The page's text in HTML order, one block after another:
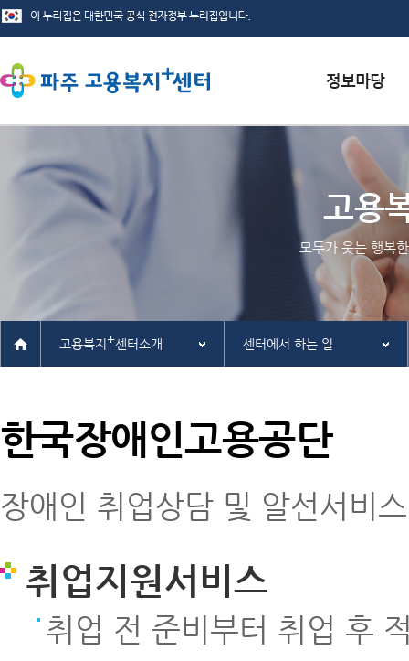
서식자료실
채용정보
인재정보
관련사이트
고용
모두가 웃는 행복
고용복지 +센터소개 센터에서 하는 일
한국장애인고용공단
장애인 취업상담 및 알선서비
취업지원서비스
취업 전 준비부터 취업 후